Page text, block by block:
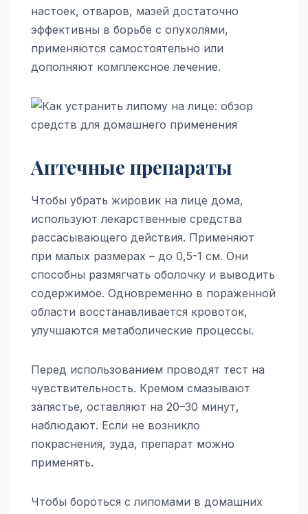
настоек, отваров, мазей достаточно
эффективны в борьбе с опухолями,
применяются самостоятельно или
дополняют комплексное лечение.
Аптечные препараты
Чтобы убрать жировик на лице дома,
используют лекарственные средства
рассасывающего действия. Применяют
при малых размерах – до 0,5-1 см. Они
способны размягчать оболочку и выводить
содержимое. Одновременно в пораженной
области восстанавливается кровоток,
улучшаются метаболические процессы.
Перед использованием проводят тест на
чувствительность. Кремом смазывают
запястье, оставляют на 20–30 минут,
наблюдают. Если не возникло
покраснения, зуда, препарат можно
применять.
Чтобы бороться с липомами в домашних